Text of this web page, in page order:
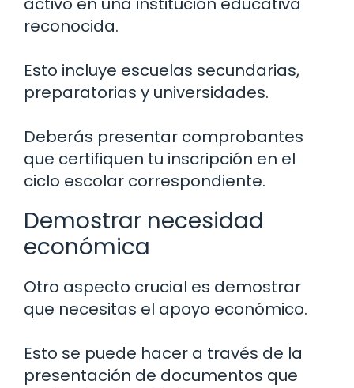
reconocida.
Esto incluye escuelas secundarias,
preparatorias y universidades.
Deberás presentar comprobantes
que certifiquen tu inscripción en el
ciclo escolar correspondiente.
Demostrar necesidad
económica
Otro aspecto crucial es demostrar
que necesitas el apoyo económico.
Esto se puede hacer a través de la
presentación de documentos que